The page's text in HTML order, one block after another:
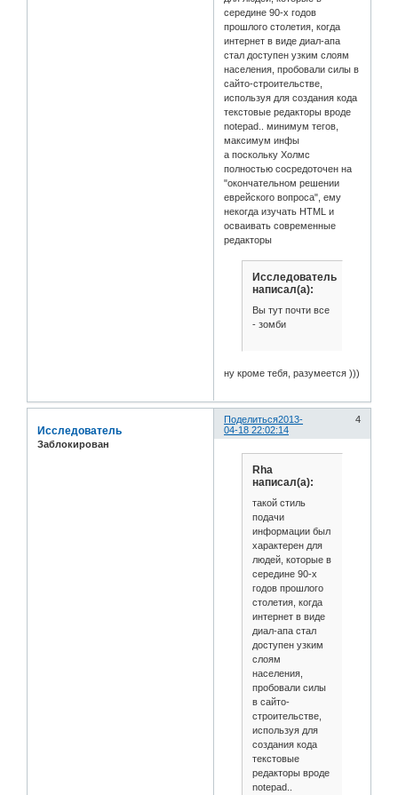
середине 90-х годов
прошлого столетия, когда
интернет в виде диал-апа
стал доступен узким слоям
населения, пробовали силы в
сайто-строительстве,
используя для создания кода
текстовые редакторы вроде
notepad.. минимум тегов,
максимум инфы
а поскольку Холмс
полностью сосредоточен на
"окончательном решении
еврейского вопроса", ему
некогда изучать HTML и
осваивать современные
редакторы
Исследователь
написал(а):
Вы тут почти все
- зомби
ну кроме тебя, разумеется )))
Поделиться 4
2013-
04-18 22:02:14
Исследователь
Заблокирован
Rha
написал(а):
такой стиль
подачи
информации был
характерен для
людей, которые в
середине 90-х
годов прошлого
столетия, когда
интернет в виде
диал-апа стал
доступен узким
слоям
населения,
пробовали силы
в сайто-
строительстве,
используя для
создания кода
текстовые
редакторы вроде
notepad..